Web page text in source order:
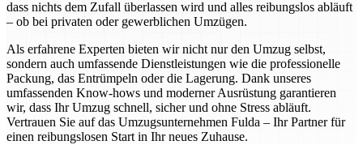
dass nichts dem Zufall überlassen wird und alles reibungslos abläuft
– ob bei privaten oder gewerblichen Umzügen.
Als erfahrene Experten bieten wir nicht nur den Umzug selbst,
sondern auch umfassende Dienstleistungen wie die professionelle
Packung, das Entrümpeln oder die Lagerung. Dank unseres
umfassenden Know-hows und moderner Ausrüstung garantieren
wir, dass Ihr Umzug schnell, sicher und ohne Stress abläuft.
Vertrauen Sie auf das Umzugsunternehmen Fulda – Ihr Partner für
einen reibungslosen Start in Ihr neues Zuhause.